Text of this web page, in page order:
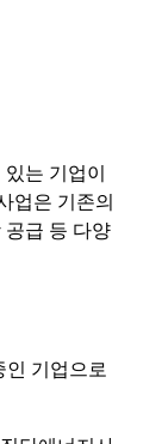
는 기업이
업은 기존의
공급 등 다양
기업으로